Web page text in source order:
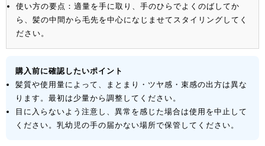
使い方の要点：適量を手に取り、手のひらでよくのばしてか
ら、髪の中間から毛先を中心になじませてスタイリングしてく
ださい。
購入前に確認したいポイント
髪質や使用量によって、まとまり・ツヤ感・束感の出方は異な
ります。最初は少量から調整してください。
目に入らないよう注意し、異常を感じた場合は使用を中止して
ください。乳幼児の手の届かない場所で保管してください。